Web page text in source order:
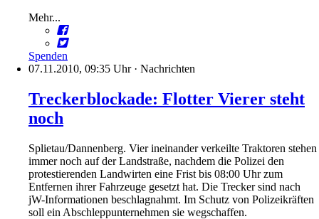
Mehr...
Spenden
07.11.2010, 09:35 Uhr· Nachrichten
Treckerblockade: Flotter Vierer steht
noch
Splietau/Dannenberg. Vier ineinander verkeilte Traktoren stehen
immer noch auf der Landstraße, nachdem die Polizei den
protestierenden Landwirten eine Frist bis 08:00 Uhr zum
Entfernen ihrer Fahrzeuge gesetzt hat. Die Trecker sind nach
jW-Informationen beschlagnahmt. Im Schutz von Polizeikräften
soll ein Abschleppunternehmen sie wegschaffen.